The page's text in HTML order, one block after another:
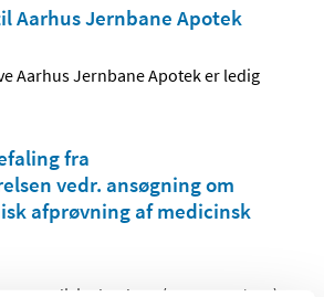
Aarhus Jernbane Apotek
Aarhus Jernbane Apotek er ledig
fra
vedr. ansøgning om
afprøvning af medicinsk